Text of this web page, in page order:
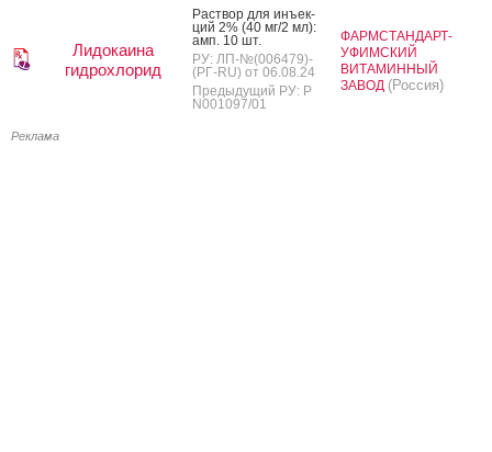
Лидокаина
гидрохлорид
Рас­твор для инъ­ек­
ций 2% (40 мг/2 мл):
амп. 10 шт.
РУ: ЛП-№(006479)-
(РГ-RU) от 06.08.24
Предыдущий РУ: Р
N001097/01
ФАРМСТАНДАРТ-
УФИМСКИЙ
ВИТАМИННЫЙ
ЗАВОД (Россия)
Реклама